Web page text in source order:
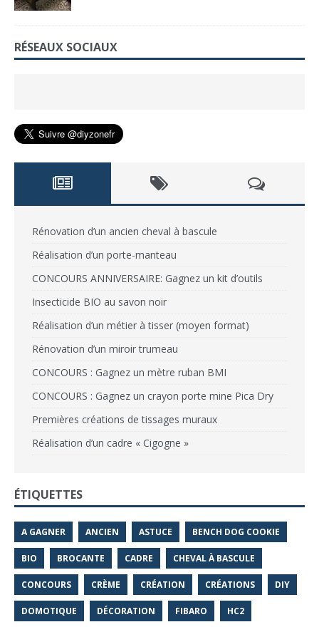
RÉSEAUX SOCIAUX
Rénovation d’un ancien cheval à bascule
Réalisation d’un porte-manteau
CONCOURS ANNIVERSAIRE: Gagnez un kit d’outils
Insecticide BIO au savon noir
Réalisation d’un métier à tisser (moyen format)
Rénovation d’un miroir trumeau
CONCOURS : Gagnez un mètre ruban BMI
CONCOURS : Gagnez un crayon porte mine Pica Dry
Premières créations de tissages muraux
Réalisation d’un cadre « Cigogne »
ÉTIQUETTES
A GAGNER ANCIEN ASTUCE BENCH DOG COOKIE
BIO BROCANTE CADRE CHEVAL À BASCULE
CONCOURS CRÈME CRÉATION CRÉATIONS DIY
DOMOTIQUE DÉCORATION FIBARO HC2